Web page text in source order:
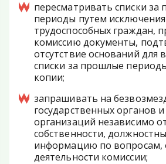
пересматривать списки за
периоды путем
трудоспособных граждан,
комиссию документы,
отсутствие оснований для
списки за прошлые
копии;
запрашивать на
государственных органов
организаций независимо
собственности,
информацию по вопросам,
деятельности комиссии;